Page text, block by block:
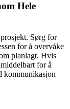
Hele
Sørg for
for å overvåke
planlagt. Hvis
for å
kommunikasjon